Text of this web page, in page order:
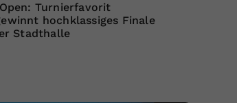
Turnierfavorit
hochklassiges Finale
Stadthalle